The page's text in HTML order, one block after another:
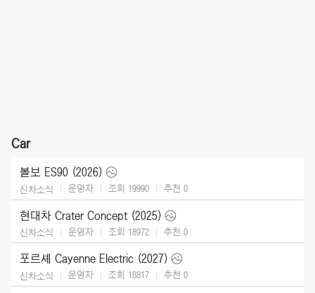
Car
볼보 ES90 (2026)
신차소식 운영자 조회 19990 추천 0
현대차 Crater Concept (2025)
신차소식 운영자 조회 18972 추천 0
포르셰 Cayenne Electric (2027)
신차소식 운영자 조회 18817 추천 0